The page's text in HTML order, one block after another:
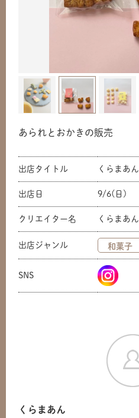
あられとおかきの販売
出店タイトル くらまあん
出店日 9/6(日)
クリエイター名 くらまあん
出店ジャンル 和菓子
SNS
くらまあん